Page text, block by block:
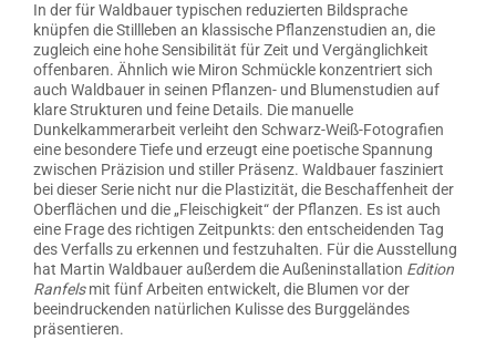
In der für Waldbauer typischen reduzierten Bildsprache
knüpfen die Stillleben an klassische Pflanzenstudien an, die
zugleich eine hohe Sensibilität für Zeit und Vergänglichkeit
offenbaren. Ähnlich wie Miron Schmückle konzentriert sich
auch Waldbauer in seinen Pflanzen- und Blumenstudien auf
klare Strukturen und feine Details. Die manuelle
Dunkelkammerarbeit verleiht den Schwarz-Weiß-Fotografien
eine besondere Tiefe und erzeugt eine poetische Spannung
zwischen Präzision und stiller Präsenz. Waldbauer fasziniert
bei dieser Serie nicht nur die Plastizität, die Beschaffenheit der
Oberflächen und die „Fleischigkeit“ der Pflanzen. Es ist auch
eine Frage des richtigen Zeitpunkts: den entscheidenden Tag
des Verfalls zu erkennen und festzuhalten. Für die Ausstellung
hat Martin Waldbauer außerdem die Außeninstallation Edition
Ranfelsmit fünf Arbeiten entwickelt, die Blumen vor der
beeindruckenden natürlichen Kulisse des Burggeländes
präsentieren.